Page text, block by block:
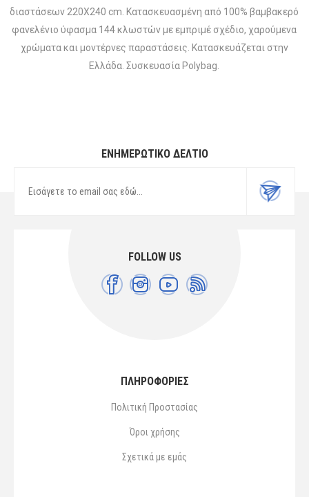
διαστάσεων 220X240 cm. Κατασκευασμένη από 100% βαμβακερό
φανελένιο ύφασμα 144 κλωστών με εμπριμέ σχέδιο, χαρούμενα
χρώματα και μοντέρνες παραστάσεις. Κατασκευάζεται στην
Ελλάδα. Συσκευασία Polybag.
ΕΝΗΜΕΡΩΤΙΚΌ ΔΕΛΤΊΟ
FOLLOW US
ΠΛΗΡΟΦΟΡΙΕΣ
Πολιτική Προστασίας
Όροι χρήσης
Σχετικά με εμάς